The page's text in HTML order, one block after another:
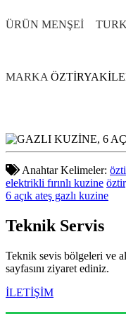
ÜRÜN MENŞEİ
MARKA
Anahtar Kelimeler:
elektrikli fırınlı kuzine
6 açık ateş gazlı kuzine
Teknik Servis
Teknik sevis bölgeleri ve
sayfasını ziyaret ediniz.
İLETİŞİM